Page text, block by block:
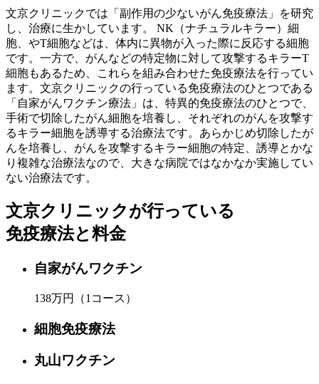
文京クリニックでは「副作用の少ないがん免疫療法」を研究
し、治療に生かしています。 NK（ナチュラルキラー）細
胞、やT細胞などは、体内に異物が入った際に反応する細胞
です。一方で、がんなどの特定物に対して攻撃するキラーT
細胞もあるため、これらを組み合わせた免疫療法を行ってい
ます。文京クリニックの行っている免疫療法のひとつである
「自家がんワクチン療法」は、特異的免疫療法のひとつで、
手術で切除したがん細胞を培養し、それぞれのがんを攻撃す
るキラー細胞を誘導する治療法です。あらかじめ切除したが
んを培養し、がんを攻撃するキラー細胞の特定、誘導とかな
り複雑な治療法なので、大きな病院ではなかなか実施してい
ない治療法です。
文京クリニックが行っている
免疫療法と料金
自家がんワクチン
138万円 （1コース）
細胞免疫療法
丸山ワクチン